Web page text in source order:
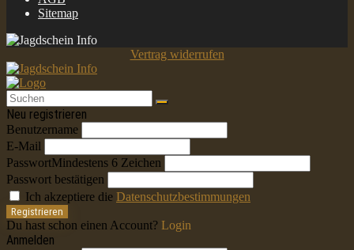
Sitemap
Vertrag widerrufen
Neu registrieren
Benutzername
E-Mail
PasswortMindestens 6 Zeichen
Passwort bestätigen
Ich akzeptiere die Datenschutzbestimmungen
Registrieren
Du hast schon einen Account? Login
Anmelden